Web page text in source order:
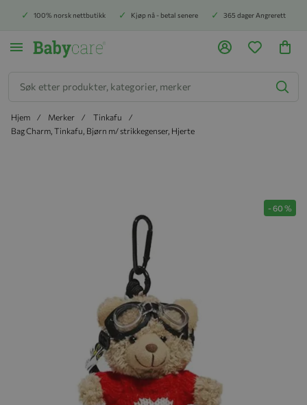
100% norsk nettbutikk Kjøp nå - betal senere 365 dager Angrerett
Hjem Merker
Tinkafu
Bag Charm, Tinkafu, Bjørn m/ strikkegenser, Hjerte
-60 %